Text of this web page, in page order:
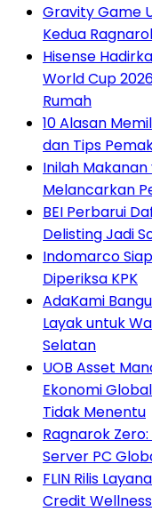
Gravity Game
Kedua
Hisense
World Cup
Rumah
10 Alasan
dan Tips
Inilah
Melancarkan
BEI Perbarui
Delisting Jadi
Indomarco
Diperiksa KPK
AdaKami
Layak untuk
Selatan
UOB Asset
Ekonomi
Tidak Menentu
Ragnarok
Server PC
FLIN Rilis
Credit